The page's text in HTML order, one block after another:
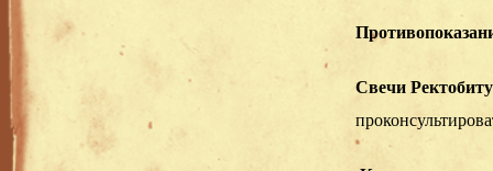
Свечи